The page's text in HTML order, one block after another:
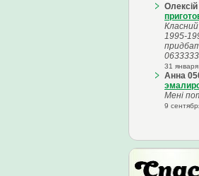
Олексій
1995-
31
Анна
Мені
9